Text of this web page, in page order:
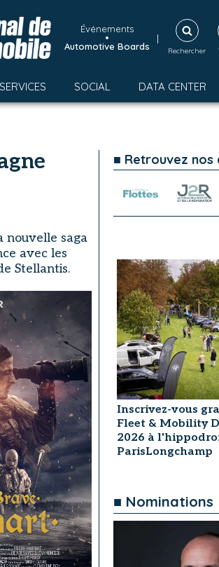
Événements
•
Automotive Boards
|
Rechercher
SERVICES SOCIAL DATA CENTER
nouvelle saga
avec les
Stellantis.
■ Retrouvez nos
Inscrivez-vous
Fleet & Mobility
2026 à
ParisLongchamp
■ Nominations